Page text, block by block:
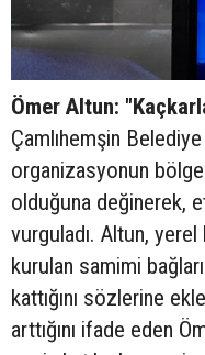
Ömer Altun:
Çamlıhemşin
organizasyonun
olduğuna değinerek,
vurguladı. Altun,
kurulan samimi
kattığını sözlerine
arttığını ifade eden